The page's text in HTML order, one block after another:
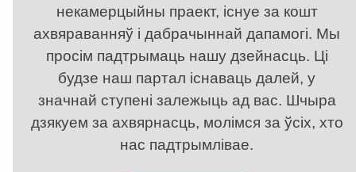
некамерцыйны праект, існуе за кошт
ахвяраванняў і дабрачыннай дапамогі. Мы
просім падтрымаць нашу дзейнасць. Ці
будзе наш партал існаваць далей, у
значнай ступені залежыць ад вас. Шчыра
дзякуем за ахвярнасць, молімся за ўсіх, хто
нас падтрымлівае.